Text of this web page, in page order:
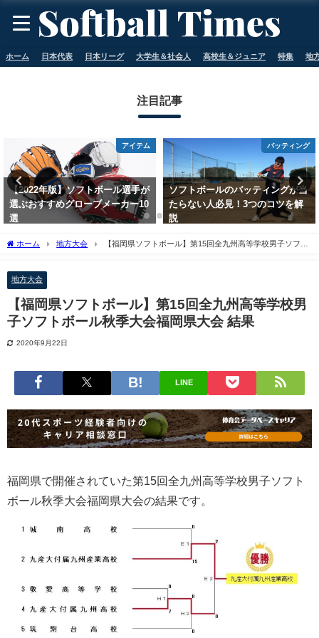
ホーム 日本代表 日本リーグ 大学生＆社会人 高校生＆ジュニア 特集 地
注目記事
アイテム
【2022年版】ソフトボール選手が
選ぶおすすめグローブメーカー10
選
バッティング
ソフトボールのバッティングが当
たらない人必見！3つのコツを解
説
ホーム 地方大会
【福岡県ソフトボール】第15回全九州高等学校男子ソフト
地方大会
【福岡県ソフトボール】第15回全九州高等学校男
子ソフトボール秋季大会福岡県大会 結果
2020年9月22日
LINE
福岡県で開催されていた第15回全九州高等学校男子ソフト
ボール秋季大会福岡県大会の結果です。